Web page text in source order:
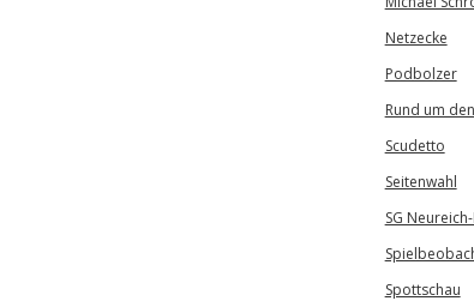
Netzecke
Podbolzer
Rund um
Scudetto
Seitenwahl
SG
Spottschau